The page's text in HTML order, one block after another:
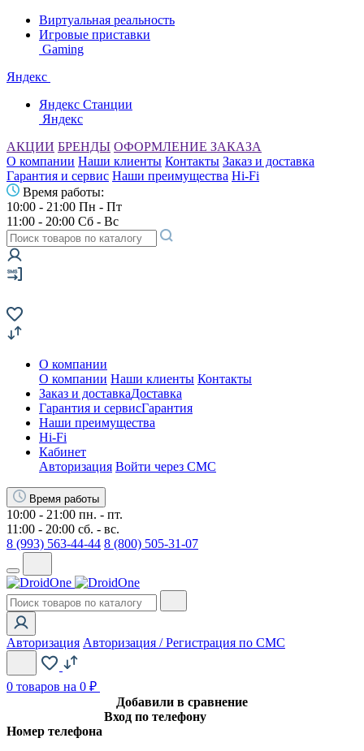
Виртуальная реальность
Игровые приставки
Gaming
Яндекс
Яндекс Станции
Яндекс
АКЦИИ БРЕНДЫ ОФОРМЛЕНИЕ ЗАКАЗА
О компании Наши клиенты Контакты Заказ и доставка
Гарантия и сервис Наши преимущества Hi-Fi
Время работы:
10:00 - 21:00 Пн - Пт
11:00 - 20:00 Сб - Вс
О компании
О компании Наши клиенты Контакты
Заказ и доставкаДоставка
Гарантия и сервисГарантия
Наши преимущества
Hi-Fi
Кабинет
Авторизация Войти через СМС
Время работы
10:00 - 21:00 пн. - пт.
11:00 - 20:00 сб. - вс.
8 (993) 563-44-44 8 (800) 505-31-07
Авторизация Авторизация / Регистрация по СМС
0 товаров на 0 ₽
Добавили в сравнение
Вход по телефону
Номер телефона